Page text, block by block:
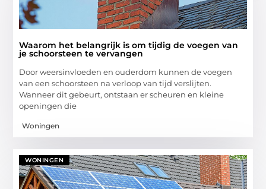
Waarom het belangrijk is om tijdig de voegen van
je schoorsteen te vervangen
Door weersinvloeden en ouderdom kunnen de voegen
van een schoorsteen na verloop van tijd verslijten.
Wanneer dit gebeurt, ontstaan er scheuren en kleine
openingen die
Woningen
WONINGEN